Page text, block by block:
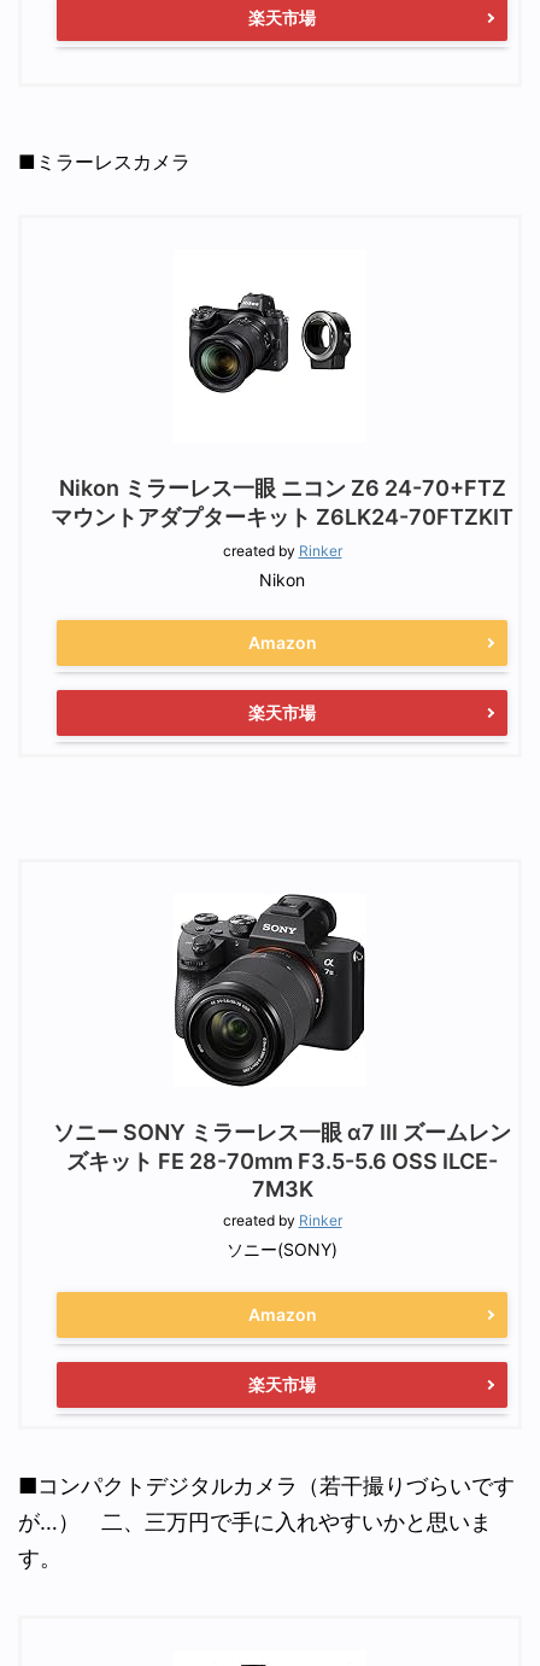
楽天市場
■ミラーレスカメラ
Nikon ミラーレス一眼 ニコン Z6 24-70+FTZ
マウントアダプターキット Z6LK24-70FTZKIT
created by Rinker
Nikon
Amazon
楽天市場
ソニー SONY ミラーレス一眼 α7 III ズームレン
ズキット FE 28-70mm F3.5-5.6 OSS ILCE-
7M3K
created by Rinker
ソニー(SONY)
Amazon
楽天市場
■コンパクトデジタルカメラ（若干撮りづらいです
が…） 二、三万円で手に入れやすいかと思いま
す。